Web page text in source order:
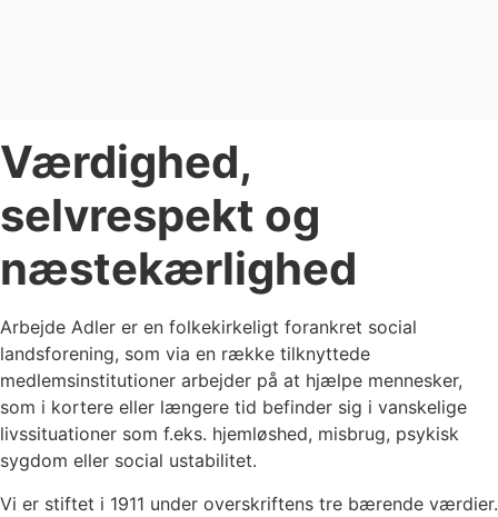
Værdighed,
selvrespekt og
næstekærlighed
Arbejde Adler er en folkekirkeligt forankret social
landsforening, som via en række tilknyttede
medlemsinstitutioner arbejder på at hjælpe mennesker,
som i kortere eller længere tid befinder sig i vanskelige
livssituationer som f.eks. hjemløshed, misbrug, psykisk
sygdom eller social ustabilitet.
Vi er stiftet i 1911 under overskriftens tre bærende værdier.